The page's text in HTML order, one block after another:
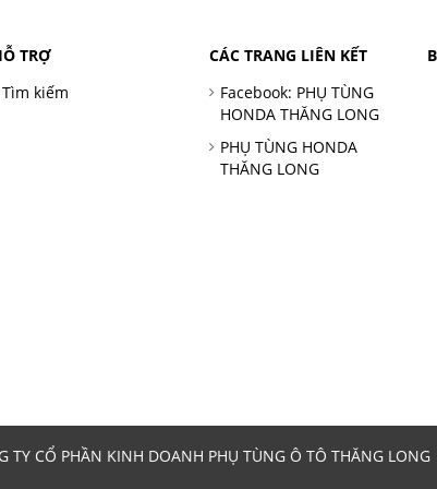
TRỢ
Tìm kiếm
CÁC TRANG LIÊN KẾT
Facebook: PHỤ TÙNG
HONDA THĂNG LONG
PHỤ TÙNG HONDA
THĂNG LONG
CỔ PHẦN KINH DOANH PHỤ TÙNG Ô TÔ THĂNG